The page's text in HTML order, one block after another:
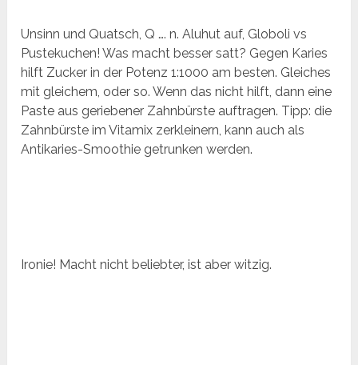
Unsinn und Quatsch, Q …. n. Aluhut auf, Globoli vs
Pustekuchen! Was macht besser satt? Gegen Karies
hilft Zucker in der Potenz 1:1000 am besten. Gleiches
mit gleichem, oder so. Wenn das nicht hilft, dann eine
Paste aus geriebener Zahnbürste auftragen. Tipp: die
Zahnbürste im Vitamix zerkleinern, kann auch als
Antikaries-Smoothie getrunken werden.
Ironie! Macht nicht beliebter, ist aber witzig.